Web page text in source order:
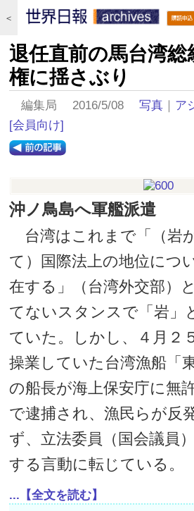
＜
退任直前の馬台湾総
権に揺さぶり
編集局 2016/5/08写真 ｜ ア
[会員向け]
沖ノ鳥島へ軍艦派遣
台湾はこれまで「（岩
て）国際法上の地位につ
在する」（台湾外交部）
てないスタンスで「岩」
ていた。しかし、４月２
操業していた台湾漁船「
の船長が海上保安庁に無
で逮捕され、漁民らが反
ず、立法委員（国会議員
する言動に転じている。
...【全文を読む】